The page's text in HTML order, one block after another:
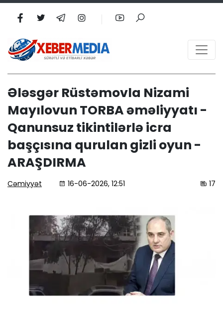
Ələsgər Rüstəmovla Nizami
Mayılovun TORBA əməliyyatı -
Qanunsuz tikintilərlə icra
başçısına qurulan gizli oyun -
ARAŞDIRMA
Cəmiyyət 16-06-2026, 12:51 17